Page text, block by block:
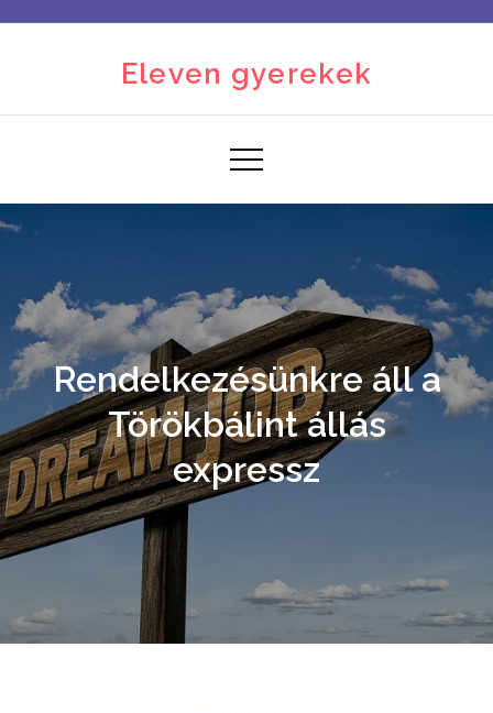
Eleven gyerekek
Rendelkezésünkre áll a
Törökbálint állás
expressz